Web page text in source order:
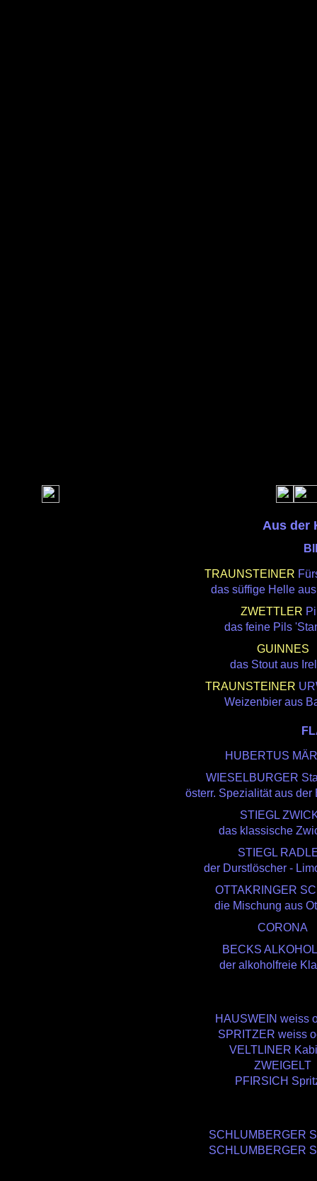
Aus der
TRAUNSTEINER
das süffige Helle
ZWETTLER
das feine Pils
GUINNES
das Stout aus
TRAUNSTEINER
Weizenbier aus
HUBERTUS
WIESELBURGER
österr. Spezialität aus der
STIEGL
das klassische
STIEGL
der Durstlöscher -
OTTAKRINGER
die Mischung aus
CORONA
BECKS
der alkoholfreie
HAUSWEIN weiss
SPRITZER weiss
VELTLINER
ZWEIGELT
PFIRSICH
SCHLUMBERGER
SCHLUMBERGER